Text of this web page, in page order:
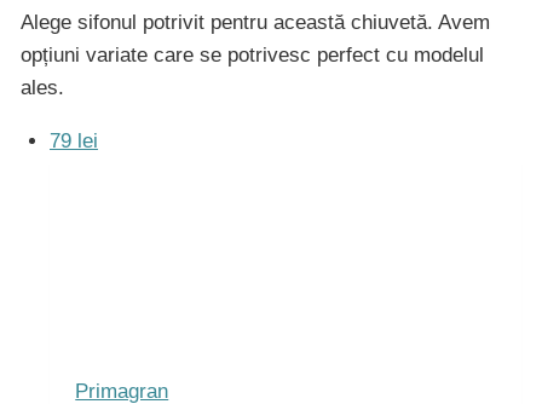
Alege sifonul potrivit pentru această chiuvetă. Avem
opțiuni variate care se potrivesc perfect cu modelul
ales.
79 lei
Primagran